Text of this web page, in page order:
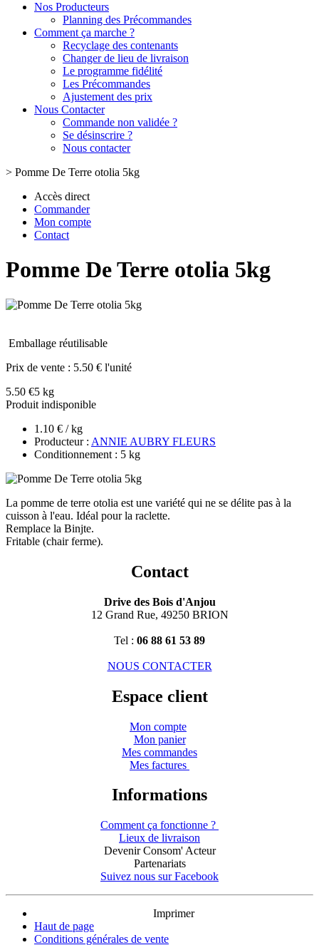
Nos Producteurs
Planning des Précommandes
Comment ça marche ?
Recyclage des contenants
Changer de lieu de livraison
Le programme fidélité
Les Précommandes
Ajustement des prix
Nous Contacter
Commande non validée ?
Se désinscrire ?
Nous contacter
> Pomme De Terre otolia 5kg
Accès direct
Commander
Mon compte
Contact
Pomme De Terre otolia 5kg
Emballage réutilisable
Prix de vente : 5.50 € l'unité
5.50 €5 kg
Produit indisponible
1.10 € / kg
Producteur : ANNIE AUBRY FLEURS
Conditionnement : 5 kg
La pomme de terre otolia est une variété qui ne se délite pas à la
cuisson à l'eau. Idéal pour la raclette.
Remplace la Binjte.
Fritable (chair ferme).
Contact
Drive des Bois d'Anjou
12 Grand Rue, 49250 BRION
Tel : 06 88 61 53 89
NOUS CONTACTER
Espace client
Mon compte
Mon panier
Mes commandes
Mes factures
Informations
Comment ça fonctionne ?
Lieux de livraison
Devenir Consom' Acteur
Partenariats
Suivez nous sur Facebook
Imprimer
Haut de page
Conditions générales de vente